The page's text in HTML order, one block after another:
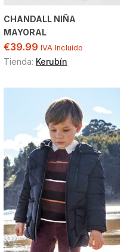
CHANDALL NIÑA
MAYORAL
€39.99 IVA Incluído
Tienda: Kerubín